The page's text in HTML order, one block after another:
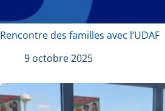
Rencontre des familles avec l’UDAF
9 octobre 2025